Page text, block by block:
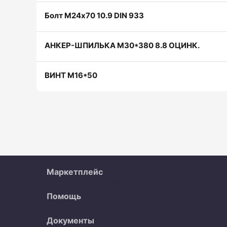
Болт М24х70 10.9 DIN 933
АНКЕР-ШПИЛЬКА М30*380 8.8 ОЦИНК.
ВИНТ М16*50
Маркетплейс
Помощь
Документы